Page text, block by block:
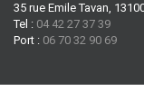
35 rue Emile Tavan,
Tel : 04 42 27 37 39
Port : 06 70 32 90 69